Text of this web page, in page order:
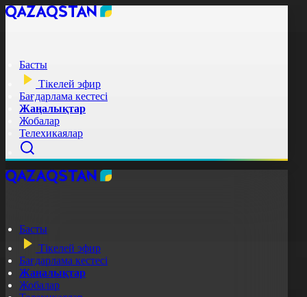
Басты
Тікелей эфир
Бағдарлама кестесі
Жаңалықтар
Жобалар
Телехикаялар
Басты
Тікелей эфир
Бағдарлама кестесі
Жаңалықтар
Жобалар